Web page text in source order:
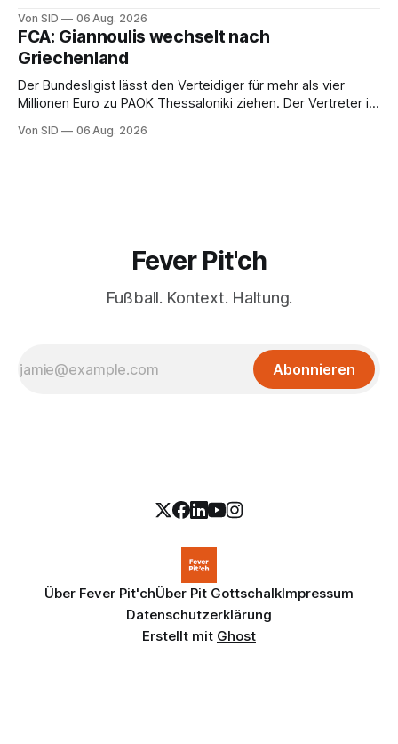
Von SID 06 Aug. 2026
FCA: Giannoulis wechselt nach
Griechenland
Der Bundesligist lässt den Verteidiger für mehr als vier
Millionen Euro zu PAOK Thessaloniki ziehen. Der Vertreter ist
Von SID 06 Aug. 2026
Fever Pit'ch
Fußball. Kontext. Haltung.
Abonnieren
Über Fever Pit'chÜber Pit GottschalkImpressum
Datenschutzerklärung
Erstellt mit Ghost